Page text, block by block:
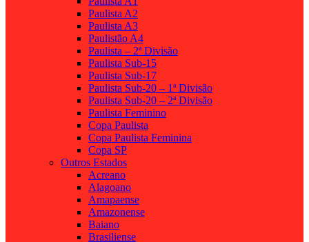
Paulista A2
Paulista A3
Paulistão A4
Paulista – 2ª Divisão
Paulista Sub-15
Paulista Sub-17
Paulista Sub-20 – 1ª Divisão
Paulista Sub-20 – 2ª Divisão
Paulista Feminino
Copa Paulista
Copa Paulista Feminina
Copa SP
Outros Estados
Acreano
Alagoano
Amapaense
Amazonense
Baiano
Brasiliense